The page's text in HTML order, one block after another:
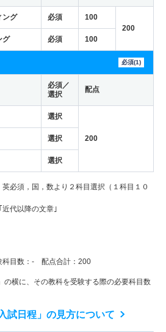
ング 必須
100
200
グ
必須 100
必須(1)
必須／
選択
配点
選択
200
選択
選択
必須，国，数より２科目選択（１科目１０
代以降の文章｣
目数：- 配点合計：200
横に、その教科を受験する際の必要科目数
試日程」の見方について